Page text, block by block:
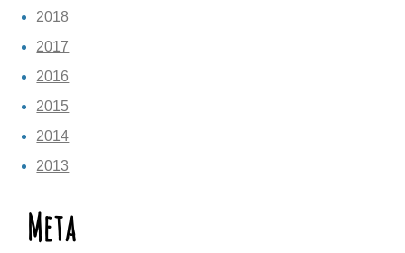
2018
2017
2016
2015
2014
2013
Meta